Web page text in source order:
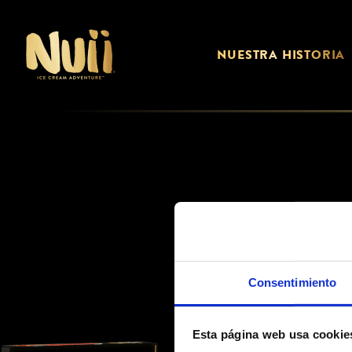
Consentimiento
Esta página web usa
NUESTRA HISTORIA